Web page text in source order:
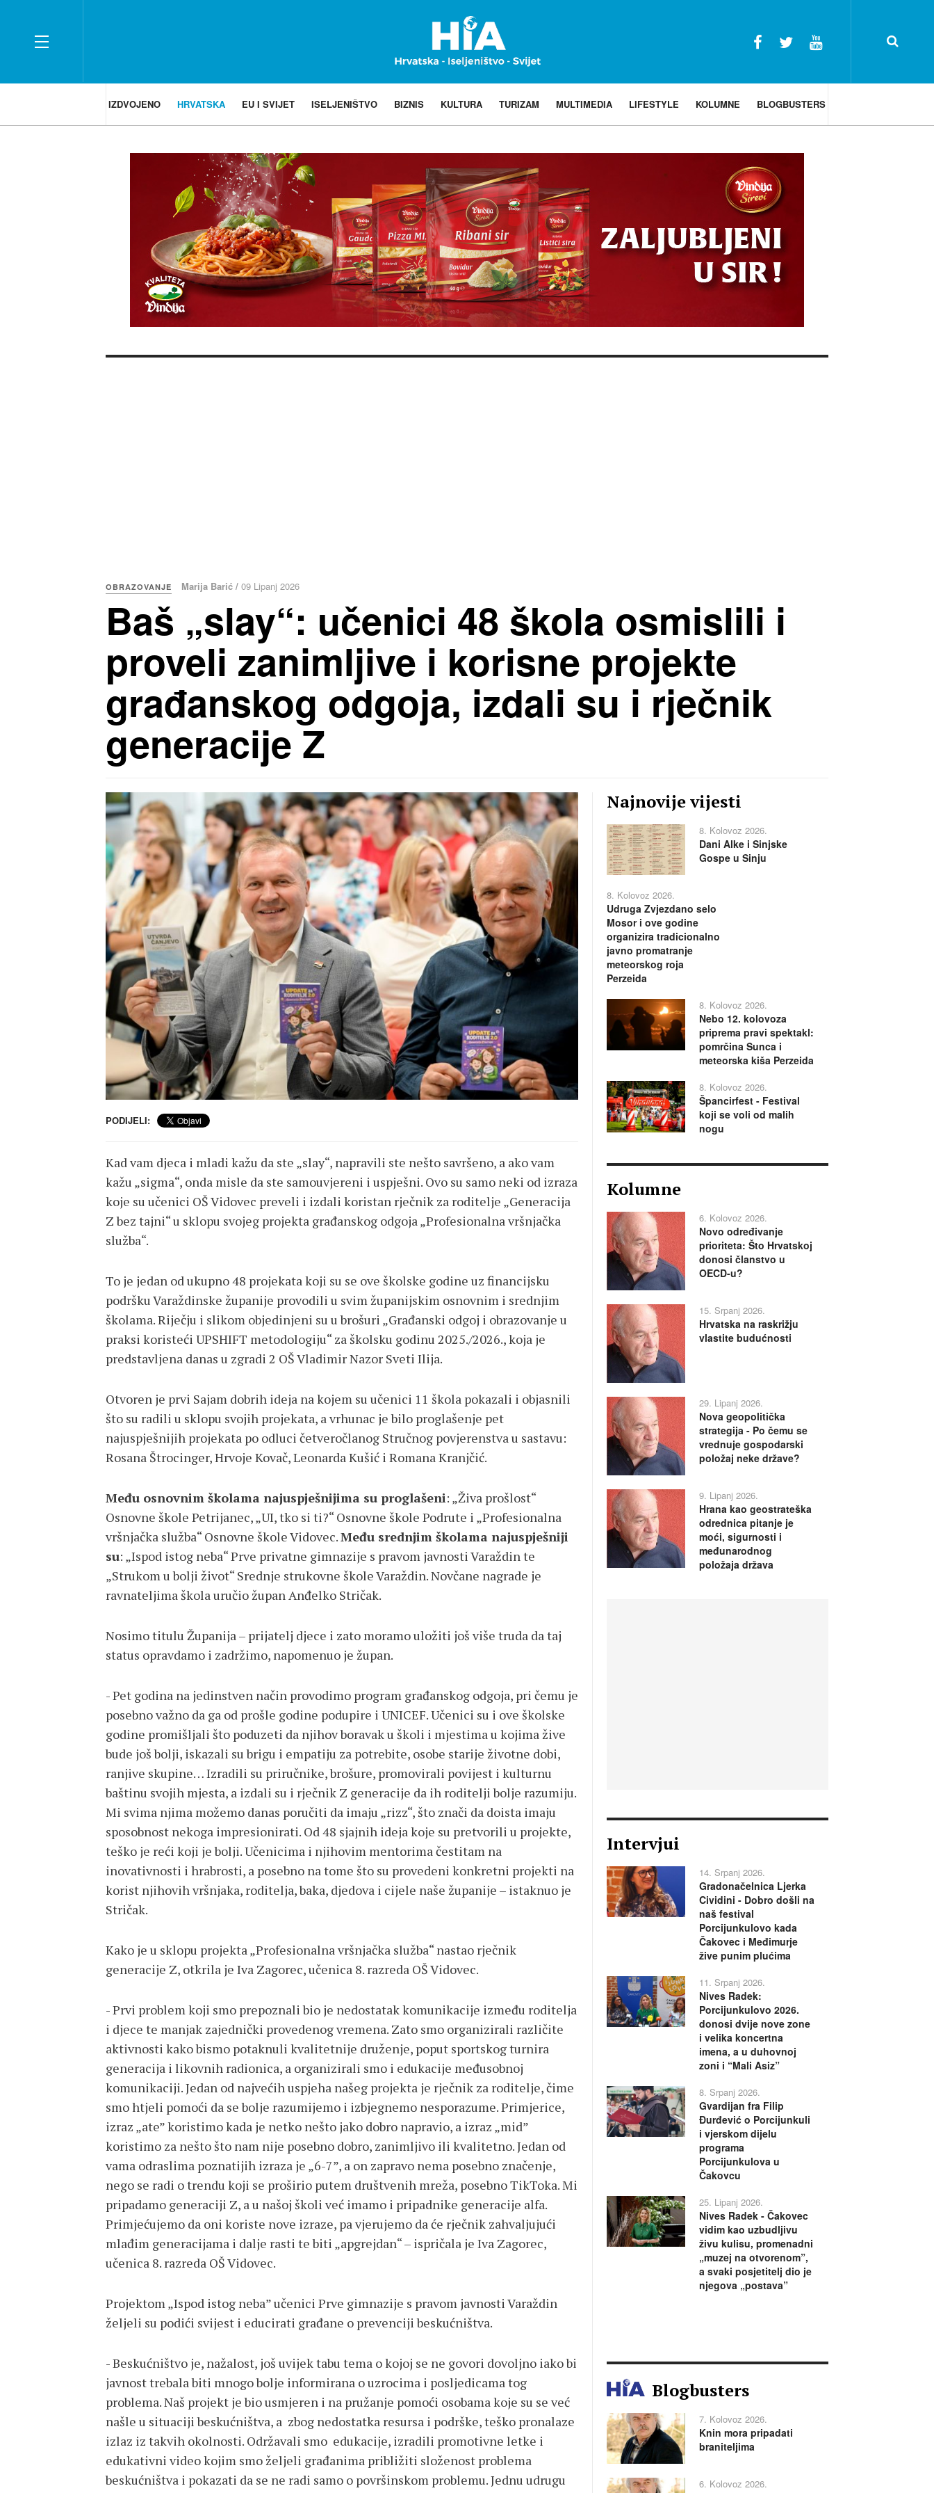
IZDVOJENO HRVATSKA EU I SVIJET ISELJENIŠTVO BIZNIS KULTURA TURIZAM MULTIMEDIA LIFESTYLE KOLUMNE BLOGBUSTERS
OBRAZOVANJE Marija Barić / 09 Lipanj 2026
Baš „slay“: učenici 48 škola osmislili i
proveli zanimljive i korisne projekte
građanskog odgoja, izdali su i rječnik
generacije Z
PODIJELI:
Kad vam djeca i mladi kažu da ste „slay“, napravili ste nešto savršeno, a ako vam
kažu „sigma“, onda misle da ste samouvjereni i uspješni. Ovo su samo neki od izraza
koje su učenici OŠ Vidovec preveli i izdali koristan rječnik za roditelje „Generacija
Z bez tajni“ u sklopu svojeg projekta građanskog odgoja „Profesionalna vršnjačka
služba“.
To je jedan od ukupno 48 projekata koji su se ove školske godine uz financijsku
podršku Varaždinske županije provodili u svim županijskim osnovnim i srednjim
školama. Riječju i slikom objedinjeni su u brošuri „Građanski odgoj i obrazovanje u
praksi koristeći UPSHIFT metodologiju“ za školsku godinu 2025./2026., koja je
predstavljena danas u zgradi 2 OŠ Vladimir Nazor Sveti Ilija.
Otvoren je prvi Sajam dobrih ideja na kojem su učenici 11 škola pokazali i objasnili
što su radili u sklopu svojih projekata, a vrhunac je bilo proglašenje pet
najuspješnijih projekata po odluci četveročlanog Stručnog povjerenstva u sastavu:
Rosana Štrocinger, Hrvoje Kovač, Leonarda Kušić i Romana Kranjčić.
Među osnovnim školama najuspješnijima su proglašeni: „Živa prošlost“
Osnovne škole Petrijanec, „UI, tko si ti?“ Osnovne škole Podrute i „Profesionalna
vršnjačka služba“ Osnovne škole Vidovec.Među srednjim školama najuspješniji
su: „Ispod istog neba“ Prve privatne gimnazije s pravom javnosti Varaždin te
„Strukom u bolji život“ Srednje strukovne škole Varaždin. Novčane nagrade je
ravnateljima škola uručio župan Anđelko Stričak.
Nosimo titulu Županija – prijatelj djece i zato moramo uložiti još više truda da taj
status opravdamo i zadržimo, napomenuo je župan.
- Pet godina na jedinstven način provodimo program građanskog odgoja, pri čemu je
posebno važno da ga od prošle godine podupire i UNICEF. Učenici su i ove školske
godine promišljali što poduzeti da njihov boravak u školi i mjestima u kojima žive
bude još bolji, iskazali su brigu i empatiju za potrebite, osobe starije životne dobi,
ranjive skupine… Izradili su priručnike, brošure, promovirali povijest i kulturnu
baštinu svojih mjesta, a izdali su i rječnik Z generacije da ih roditelji bolje razumiju.
Mi svima njima možemo danas poručiti da imaju „rizz“, što znači da doista imaju
sposobnost nekoga impresionirati. Od 48 sjajnih ideja koje su pretvorili u projekte,
teško je reći koji je bolji. Učenicima i njihovim mentorima čestitam na
inovativnosti i hrabrosti, a posebno na tome što su provedeni konkretni projekti na
korist njihovih vršnjaka, roditelja, baka, djedova i cijele naše županije – istaknuo je
Stričak.
Kako je u sklopu projekta „Profesionalna vršnjačka služba“ nastao rječnik
generacije Z, otkrila je Iva Zagorec, učenica 8. razreda OŠ Vidovec.
- Prvi problem koji smo prepoznali bio je nedostatak komunikacije između roditelja
i djece te manjak zajednički provedenog vremena. Zato smo organizirali različite
aktivnosti kako bismo potaknuli kvalitetnije druženje, poput sportskog turnira
generacija i likovnih radionica, a organizirali smo i edukacije međusobnoj
komunikaciji. Jedan od najvećih uspjeha našeg projekta je rječnik za roditelje, čime
smo htjeli pomoći da se bolje razumijemo i izbjegnemo nesporazume. Primjerice,
izraz „ate” koristimo kada je netko nešto jako dobro napravio, a izraz „mid”
koristimo za nešto što nam nije posebno dobro, zanimljivo ili kvalitetno. Jedan od
vama odraslima poznatijih izraza je „6-7”, a on zapravo nema posebno značenje,
nego se radi o trendu koji se proširio putem društvenih mreža, posebno TikToka. Mi
pripadamo generaciji Z, a u našoj školi već imamo i pripadnike generacije alfa.
Primjećujemo da oni koriste nove izraze, pa vjerujemo da će rječnik zahvaljujući
mlađim generacijama i dalje rasti te biti „apgrejdan“ – ispričala je Iva Zagorec,
učenica 8. razreda OŠ Vidovec.
Projektom „Ispod istog neba” učenici Prve gimnazije s pravom javnosti Varaždin
željeli su podići svijest i educirati građane o prevenciji beskućništva.
- Beskućništvo je, nažalost, još uvijek tabu tema o kojoj se ne govori dovoljno iako bi
javnost trebala biti mnogo bolje informirana o uzrocima i posljedicama tog
problema. Naš projekt je bio usmjeren i na pružanje pomoći osobama koje su se već
našle u situaciji beskućništva, a zbog nedostatka resursa i podrške, teško pronalaze
izlaz iz takvih okolnosti. Održavali smo edukacije, izradili promotivne letke i
edukativni video kojim smo željeli građanima približiti složenost problema
beskućništva i pokazati da se ne radi samo o površinskom problemu. Jednu udrugu
Najnovije vijesti
8. Kolovoz 2026.
Dani Alke i Sinjske
Gospe u Sinju
8. Kolovoz 2026.
Udruga Zvjezdano selo
Mosor i ove godine
organizira tradicionalno
javno promatranje
meteorskog roja
Perzeida
8. Kolovoz 2026.
Nebo 12. kolovoza
priprema pravi spektakl:
pomrčina Sunca i
meteorska kiša Perzeida
8. Kolovoz 2026.
Špancirfest - Festival
koji se voli od malih
nogu
Kolumne
6. Kolovoz 2026.
Novo određivanje
prioriteta: Što Hrvatskoj
donosi članstvo u
OECD-u?
15. Srpanj 2026.
Hrvatska na raskrižju
vlastite budućnosti
29. Lipanj 2026.
Nova geopolitička
strategija - Po čemu se
vrednuje gospodarski
položaj neke države?
9. Lipanj 2026.
Hrana kao geostrateška
odrednica pitanje je
moći, sigurnosti i
međunarodnog
položaja država
Intervjui
14. Srpanj 2026.
Gradonačelnica Ljerka
Cividini - Dobro došli na
naš festival
Porcijunkulovo kada
Čakovec i Međimurje
žive punim plućima
11. Srpanj 2026.
Nives Radek:
Porcijunkulovo 2026.
donosi dvije nove zone
i velika koncertna
imena, a u duhovnoj
zoni i “Mali Asiz”
8. Srpanj 2026.
Gvardijan fra Filip
Đurđević o Porcijunkuli
i vjerskom dijelu
programa
Porcijunkulova u
Čakovcu
25. Lipanj 2026.
Nives Radek - Čakovec
vidim kao uzbudljivu
živu kulisu, promenadni
„muzej na otvorenom”,
a svaki posjetitelj dio je
njegova „postava”
Blogbusters
7. Kolovoz 2026.
Knin mora pripadati
braniteljima
6. Kolovoz 2026.